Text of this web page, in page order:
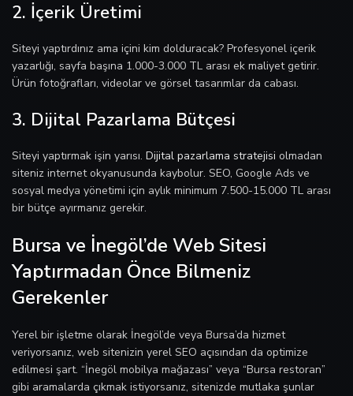
2. İçerik Üretimi
Siteyi yaptırdınız ama içini kim dolduracak? Profesyonel içerik
yazarlığı, sayfa başına 1.000-3.000 TL arası ek maliyet getirir.
Ürün fotoğrafları, videolar ve görsel tasarımlar da cabası.
3. Dijital Pazarlama Bütçesi
Siteyi yaptırmak işin yarısı. Dijital pazarlama stratejisi olmadan
siteniz internet okyanusunda kaybolur. SEO, Google Ads ve
sosyal medya yönetimi için aylık minimum 7.500-15.000 TL arası
bir bütçe ayırmanız gerekir.
Bursa ve İnegöl’de Web Sitesi
Yaptırmadan Önce Bilmeniz
Gerekenler
Yerel bir işletme olarak İnegöl’de veya Bursa’da hizmet
veriyorsanız, web sitenizin yerel SEO açısından da optimize
edilmesi şart. “İnegöl mobilya mağazası” veya “Bursa restoran”
gibi aramalarda çıkmak istiyorsanız, sitenizde mutlaka şunlar